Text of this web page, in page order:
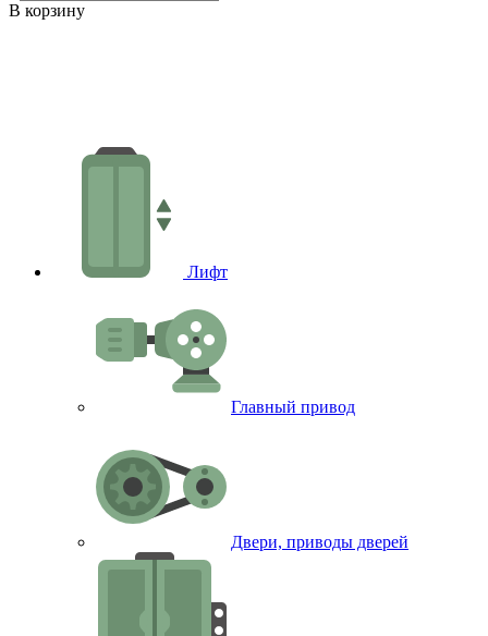
В корзину
Лифт
Главный привод
Двери, приводы дверей